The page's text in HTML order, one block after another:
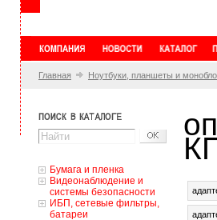
Главная Ноутбуки, планшеты и
Бумага и пленка
Видеонаблюдение и
системы безопасности
ИБП, сетевые фильтры,
батареи